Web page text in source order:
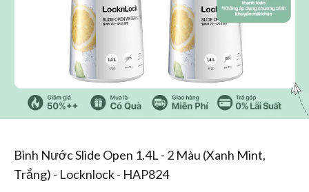
/3
Bình Nước Slide Open 1.4L - 2 Màu (Xanh Mint,
Trắng) - Locknlock - HAP824